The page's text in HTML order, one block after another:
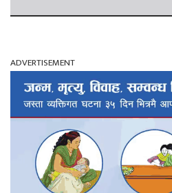
ADVERTISEMENT